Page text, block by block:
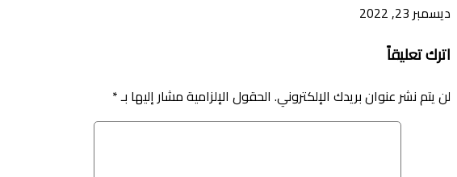
ديسمبر 23, 2022
اترك تعليقاً
لن يتم نشر عنوان بريدك الإلكتروني. الحقول الإلزامية مشار إليها بـ*